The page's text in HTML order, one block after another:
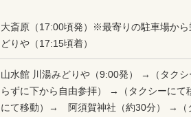
大斎原（17:00頃発）※最寄りの駐車場か
どりや（17:15頃着）
山水館 川湯みどりや（9:00発） →（タク
らずに下から自由参拝） →（タクシーに
にて移動）→ 阿須賀神社（約30分） →